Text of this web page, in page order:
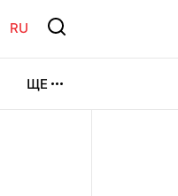
RU
ЩЕ